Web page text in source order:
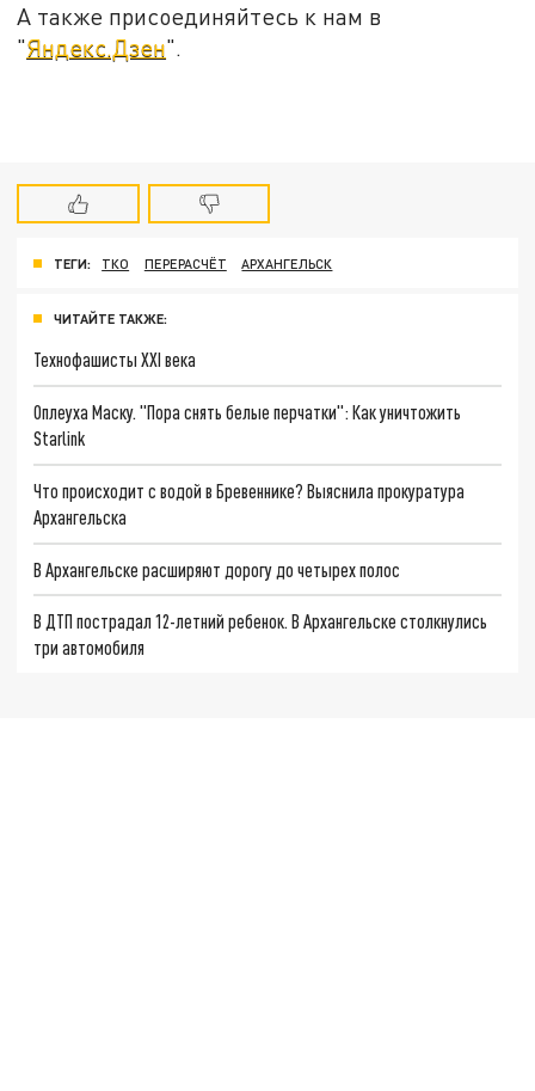
А также присоединяйтесь к нам в
"Яндекс.Дзен".
ТЕГИ: ТКО ПЕРЕРАСЧЁТ АРХАНГЕЛЬСК
ЧИТАЙТЕ ТАКЖЕ:
Технофашисты XXI века
Оплеуха Маску. "Пора снять белые перчатки": Как уничтожить
Starlink
Что происходит с водой в Бревеннике? Выяснила прокуратура
Архангельска
В Архангельске расширяют дорогу до четырех полос
В ДТП пострадал 12-летний ребенок. В Архангельске столкнулись
три автомобиля